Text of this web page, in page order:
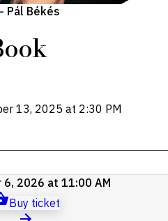
Pál Békés
13, 2025 at 2:30 PM
2026 at 11:00 AM
Buy ticket